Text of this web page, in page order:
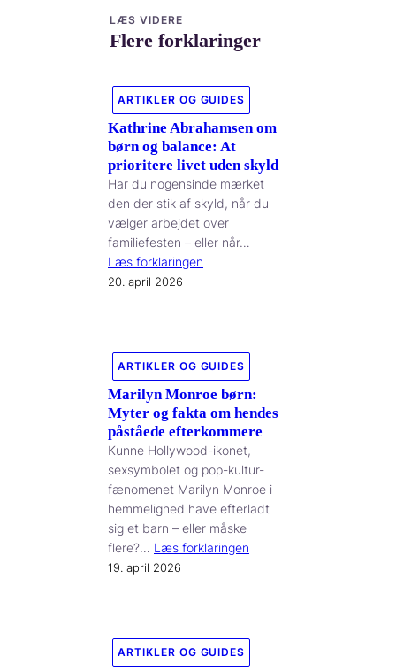
LÆS VIDERE
Flere forklaringer
ARTIKLER OG GUIDES
Kathrine Abrahamsen om
børn og balance: At
prioritere livet uden skyld
Har du nogensinde mærket
den der stik af skyld, når du
vælger arbejdet over
familiefesten – eller når…
Læs forklaringen
20. april 2026
ARTIKLER OG GUIDES
Marilyn Monroe børn:
Myter og fakta om hendes
påståede efterkommere
Kunne Hollywood-ikonet,
sexsymbolet og pop-kultur-
fænomenet Marilyn Monroe i
hemmelighed have efterladt
sig et barn – eller måske
flere?… Læs forklaringen
19. april 2026
ARTIKLER OG GUIDES